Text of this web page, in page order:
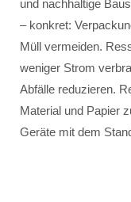
und nachhaltige
– konkret:
Müll vermeiden.
weniger Strom
Abfälle reduzieren.
Material und Papier
Geräte mit dem